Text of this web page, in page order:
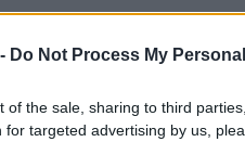
Do Not Process My
of the sale, sharing to third
for targeted advertising by us,
én
ingyenesen lesz látogatható